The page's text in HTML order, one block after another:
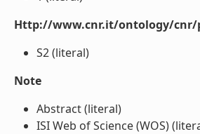
Http://www.cnr.it/ontology/cnr/
S2 (literal)
Note
Abstract (literal)
ISI Web of Science (WOS)